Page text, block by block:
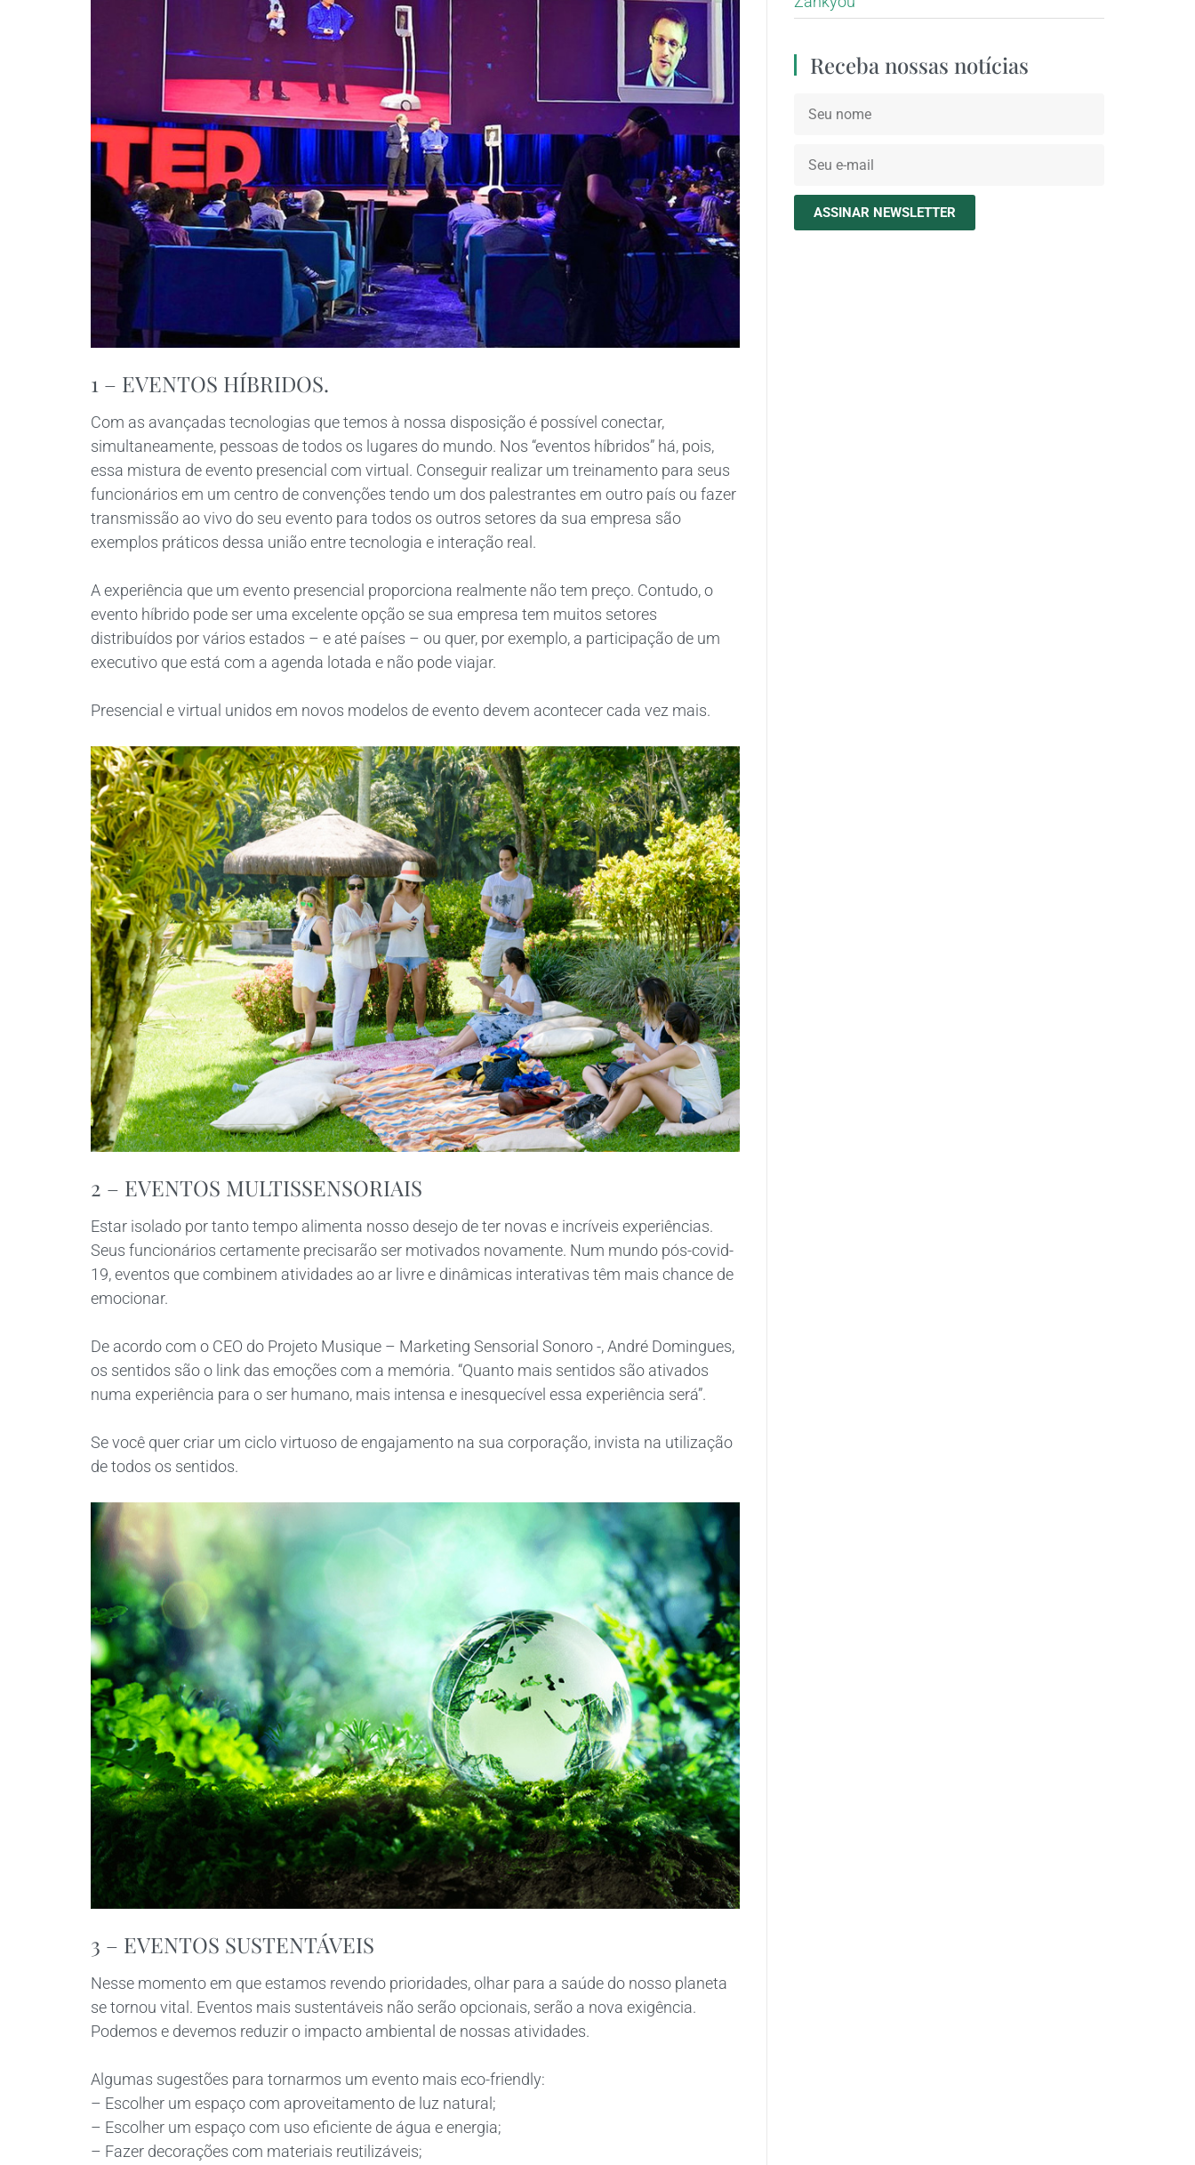
1 – EVENTOS HÍBRIDOS.
Com as avançadas tecnologias que temos à nossa disposição é possível conectar,
simultaneamente, pessoas de todos os lugares do mundo. Nos “eventos híbridos” há, pois,
essa mistura de evento presencial com virtual. Conseguir realizar um treinamento para seus
funcionários em um centro de convenções tendo um dos palestrantes em outro país ou fazer
transmissão ao vivo do seu evento para todos os outros setores da sua empresa são
exemplos práticos dessa união entre tecnologia e interação real.
A experiência que um evento presencial proporciona realmente não tem preço. Contudo, o
evento híbrido pode ser uma excelente opção se sua empresa tem muitos setores
distribuídos por vários estados – e até países – ou quer, por exemplo, a participação de um
executivo que está com a agenda lotada e não pode viajar.
Presencial e virtual unidos em novos modelos de evento devem acontecer cada vez mais.
2 – EVENTOS MULTISSENSORIAIS
Estar isolado por tanto tempo alimenta nosso desejo de ter novas e incríveis experiências.
Seus funcionários certamente precisarão ser motivados novamente. Num mundo pós-covid-
19, eventos que combinem atividades ao ar livre e dinâmicas interativas têm mais chance de
emocionar.
De acordo com o CEO do Projeto Musique – Marketing Sensorial Sonoro -, André Domingues,
os sentidos são o link das emoções com a memória. “Quanto mais sentidos são ativados
numa experiência para o ser humano, mais intensa e inesquecível essa experiência será”.
Se você quer criar um ciclo virtuoso de engajamento na sua corporação, invista na utilização
de todos os sentidos.
3 – EVENTOS SUSTENTÁVEIS
Nesse momento em que estamos revendo prioridades, olhar para a saúde do nosso planeta
se tornou vital. Eventos mais sustentáveis não serão opcionais, serão a nova exigência.
Podemos e devemos reduzir o impacto ambiental de nossas atividades.
Algumas sugestões para tornarmos um evento mais eco-friendly:
– Escolher um espaço com aproveitamento de luz natural;
– Escolher um espaço com uso eficiente de água e energia;
– Fazer decorações com materiais reutilizáveis;
Receba nossas notícias
ASSINAR NEWSLETTER